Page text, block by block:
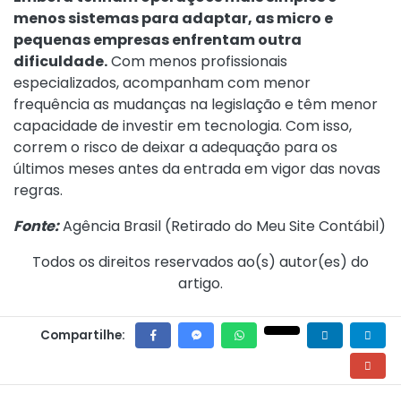
menos sistemas para adaptar, as micro e
pequenas empresas enfrentam outra
dificuldade.Com menos profissionais
especializados, acompanham com menor
frequência as mudanças na legislação e têm menor
capacidade de investir em tecnologia. Com isso,
correm o risco de deixar a adequação para os
últimos meses antes da entrada em vigor das novas
regras.
Fonte:Agência Brasil (Retirado do Meu Site Contábil)
Todos os direitos reservados ao(s) autor(es) do
artigo.
Compartilhe: